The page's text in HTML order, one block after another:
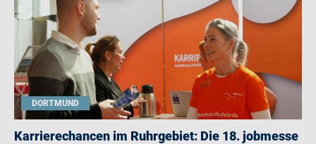
DORTMUND
Karrierechancen im Ruhrgebiet: Die 18. jobmesse